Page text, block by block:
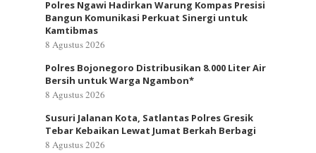
Polres Ngawi Hadirkan Warung Kompas Presisi
Bangun Komunikasi Perkuat Sinergi untuk
Kamtibmas
8 Agustus 2026
Polres Bojonegoro Distribusikan 8.000 Liter Air
Bersih untuk Warga Ngambon*
8 Agustus 2026
Susuri Jalanan Kota, Satlantas Polres Gresik
Tebar Kebaikan Lewat Jumat Berkah Berbagi
8 Agustus 2026